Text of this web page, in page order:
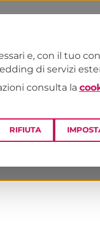
NOTIZIE DAI
e, con il tuo
di servizi
consulta la
RIFIUTA